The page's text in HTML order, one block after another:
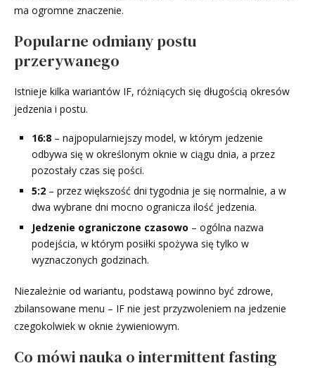
ma ogromne znaczenie.
Popularne odmiany postu
przerywanego
Istnieje kilka wariantów IF, różniących się długością okresów
jedzenia i postu.
16:8 – najpopularniejszy model, w którym jedzenie
odbywa się w określonym oknie w ciągu dnia, a przez
pozostały czas się pości.
5:2 – przez większość dni tygodnia je się normalnie, a w
dwa wybrane dni mocno ogranicza ilość jedzenia.
Jedzenie ograniczone czasowo – ogólna nazwa
podejścia, w którym posiłki spożywa się tylko w
wyznaczonych godzinach.
Niezależnie od wariantu, podstawą powinno być zdrowe,
zbilansowane menu – IF nie jest przyzwoleniem na jedzenie
czegokolwiek w oknie żywieniowym.
Co mówi nauka o intermittent fasting